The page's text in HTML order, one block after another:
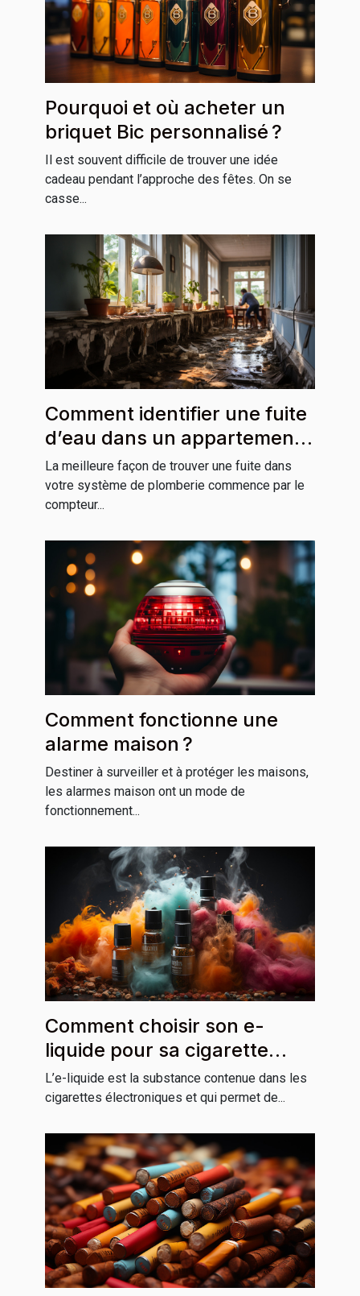
Pourquoi et où acheter un
briquet Bic personnalisé ?
Il est souvent difficile de trouver une idée
cadeau pendant l’approche des fêtes. On se
casse...
Comment identifier une fuite
d’eau dans un appartement
ou une maison ?
La meilleure façon de trouver une fuite dans
votre système de plomberie commence par le
compteur...
Comment fonctionne une
alarme maison ?
Destiner à surveiller et à protéger les maisons,
les alarmes maison ont un mode de
fonctionnement...
Comment choisir son e-
liquide pour sa cigarette
électronique ?
L’e-liquide est la substance contenue dans les
cigarettes électroniques et qui permet de...